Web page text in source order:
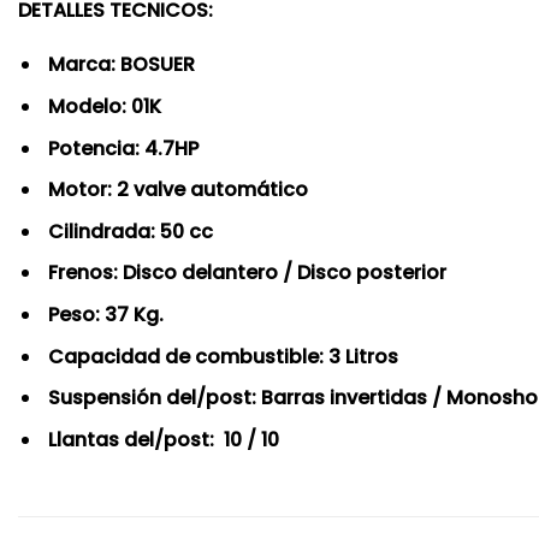
DETALLES TECNICOS:
Marca: BOSUER
Modelo: 01K
Potencia: 4.7HP
Motor: 2 valve automático
Cilindrada: 50 cc
Frenos: Disco delantero / Disco posterior
Peso: 37 Kg.
Capacidad de combustible: 3 Litros
Suspensión del/post: Barras invertidas /
Llantas del/post: 10 / 10